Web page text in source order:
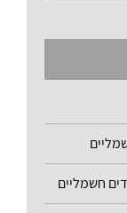
חשמליים